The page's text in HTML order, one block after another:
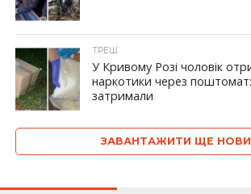
ТРЕШ
У Кривому Розі чоловік
наркотики через
затримали
ЗАВАНТАЖИТИ ЩЕ